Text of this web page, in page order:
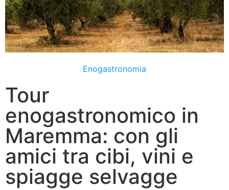
Enogastronomia
Tour
enogastronomico in
Maremma: con gli
amici tra cibi, vini e
spiagge selvagge